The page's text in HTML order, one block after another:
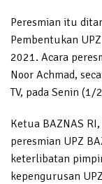
Peresmian itu
Pembentukan
2021. Acara
Noor Achmad,
TV, pada Senin (1/
Ketua BAZNAS
peresmian UPZ
keterlibatan
kepengurusan